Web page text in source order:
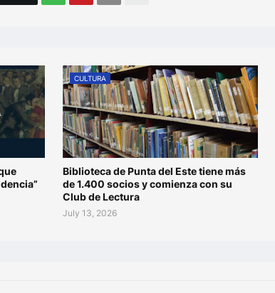
CULTURA
Biblioteca de Punta del Este tiene más
de 1.400 socios y comienza con su
Club de Lectura
July 13, 2026